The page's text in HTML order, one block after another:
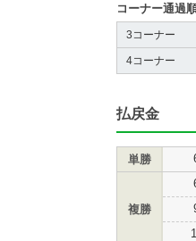
コーナー通過
3コーナー
4コーナー
払戻金
単勝
複勝